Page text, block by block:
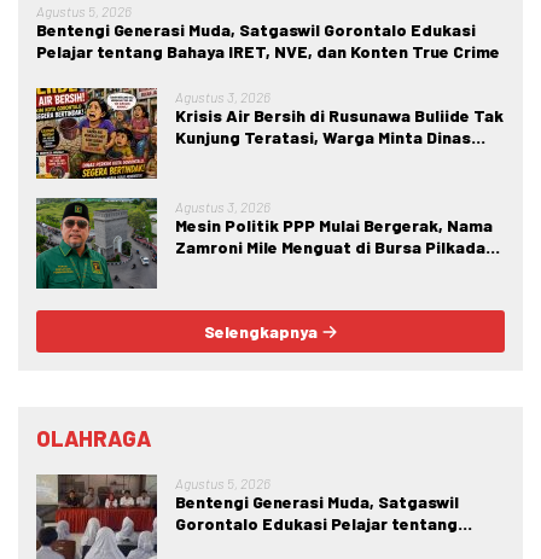
Agustus 5, 2026
Bentengi Generasi Muda, Satgaswil Gorontalo Edukasi
Pelajar tentang Bahaya IRET, NVE, dan Konten True Crime
Agustus 3, 2026
Krisis Air Bersih di Rusunawa Buliide Tak
Kunjung Teratasi, Warga Minta Dinas
Agustus 3, 2026
Mesin Politik PPP Mulai Bergerak, Nama
Zamroni Mile Menguat di Bursa Pilkada
Selengkapnya
OLAHRAGA
Agustus 5, 2026
Bentengi Generasi Muda, Satgaswil
Gorontalo Edukasi Pelajar tentang